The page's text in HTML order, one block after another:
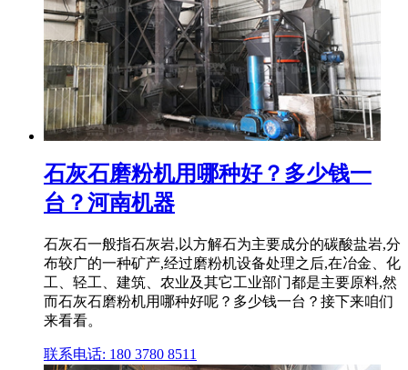
石灰石磨粉机用哪种好？多少钱一
台？河南机器
石灰石一般指石灰岩,以方解石为主要成分的碳酸盐岩,分
布较广的一种矿产,经过磨粉机设备处理之后,在冶金、化
工、轻工、建筑、农业及其它工业部门都是主要原料,然
而石灰石磨粉机用哪种好呢？多少钱一台？接下来咱们
来看看。
联系电话: 180 3780 8511